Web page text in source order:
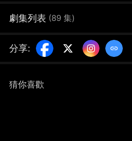
劇集列表 (89 集)
分享:
猜你喜歡